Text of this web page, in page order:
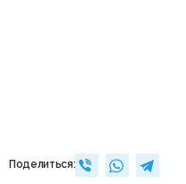
Поделиться: